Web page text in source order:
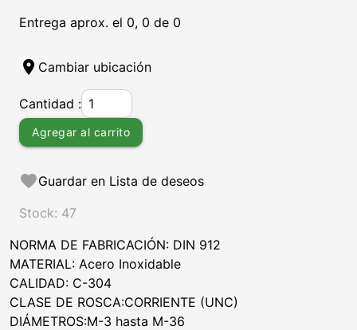
Entrega aprox. el 0, 0 de 0
location_on Cambiar ubicación
Cantidad :
Agregar al carrito
favoriteGuardar en Lista de deseos
Stock: 47
NORMA DE FABRICACIÓN: DIN 912
MATERIAL: Acero Inoxidable
CALIDAD: C-304
CLASE DE ROSCA:CORRIENTE (UNC)
DIÁMETROS:M-3 hasta M-36